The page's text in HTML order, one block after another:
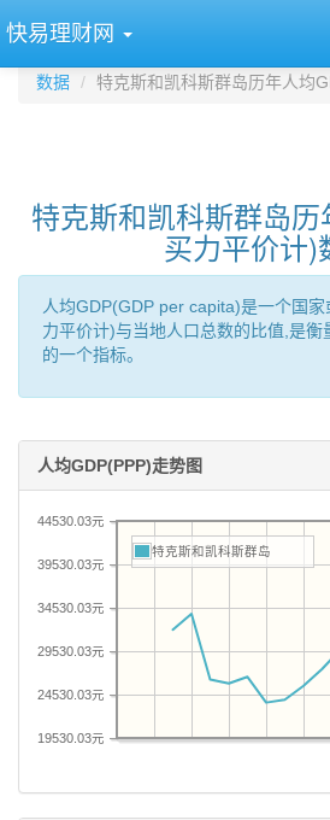
快易理财网
数据 特克斯和凯科斯群岛历年人均
特克斯和凯科斯群岛
买力平价计)
人均GDP(GDP per capita)是一个国
力平价计)与当地人口总数的比值,是衡
的一个指标。
人均GDP(PPP)走势图
19530.03元
24530.03元
29530.03元
34530.03元
39530.03元
44530.03元
特克斯和凯科斯群岛